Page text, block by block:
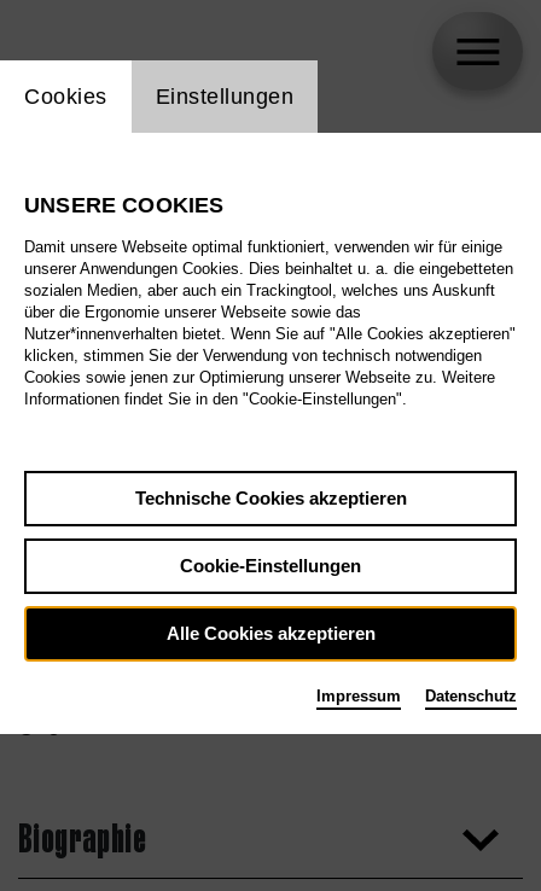
Biographie
Einstellung Website Cookie
Cookies Einstellungen
UNSERE COOKIES
Damit unsere Webseite optimal funktioniert, verwenden wir für einige
unserer Anwendungen Cookies. Dies beinhaltet u. a. die eingebetteten
sozialen Medien, aber auch ein Trackingtool, welches uns Auskunft
über die Ergonomie unserer Webseite sowie das
Nutzer*innenverhalten bietet. Wenn Sie auf "Alle Cookies akzeptieren"
klicken, stimmen Sie der Verwendung von technisch notwendigen
Cookies sowie jenen zur Optimierung unserer Webseite zu. Weitere
Informationen findet Sie in den "Cookie-Einstellungen".
Technische Cookies akzeptieren
Cookie-Einstellungen
Alle Cookies akzeptieren
Impressum Datenschutz